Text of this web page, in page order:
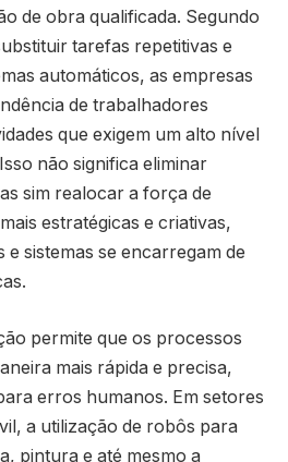
de obra qualificada. Segundo
tarefas repetitivas e
automáticos, as empresas
de trabalhadores
que exigem um alto nível
não significa eliminar
sim realocar a força de
estratégicas e criativas,
e sistemas se encarregam de
permite que os processos
mais rápida e precisa,
erros humanos. Em setores
a utilização de robôs para
pintura e até mesmo a